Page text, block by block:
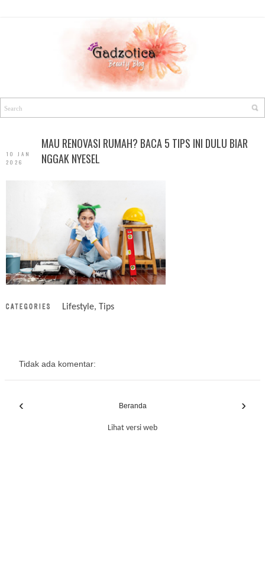
10 JAN
2026
MAU RENOVASI RUMAH? BACA 5 TIPS INI DULU BIAR
NGGAK NYESEL
Lifestyle, Tips
Tidak ada komentar:
‹ ›
Beranda
Lihat versi web